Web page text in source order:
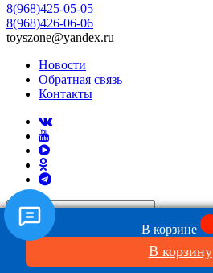
8(968)425-05-05
8(968)426-06-06
toyszone@yandex.ru
Новости
Обратная связь
Контакты
В корзине
В корзину
Киногерои
Алиса